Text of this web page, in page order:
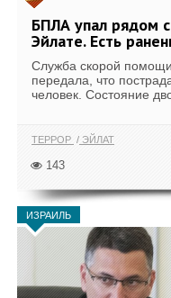
БПЛА упал рядом
Эйлате. Есть
Служба скорой
передала, что
человек. Состояние
ТЕРРОР ЭЙЛАТ
143
ИЗРАИЛЬ